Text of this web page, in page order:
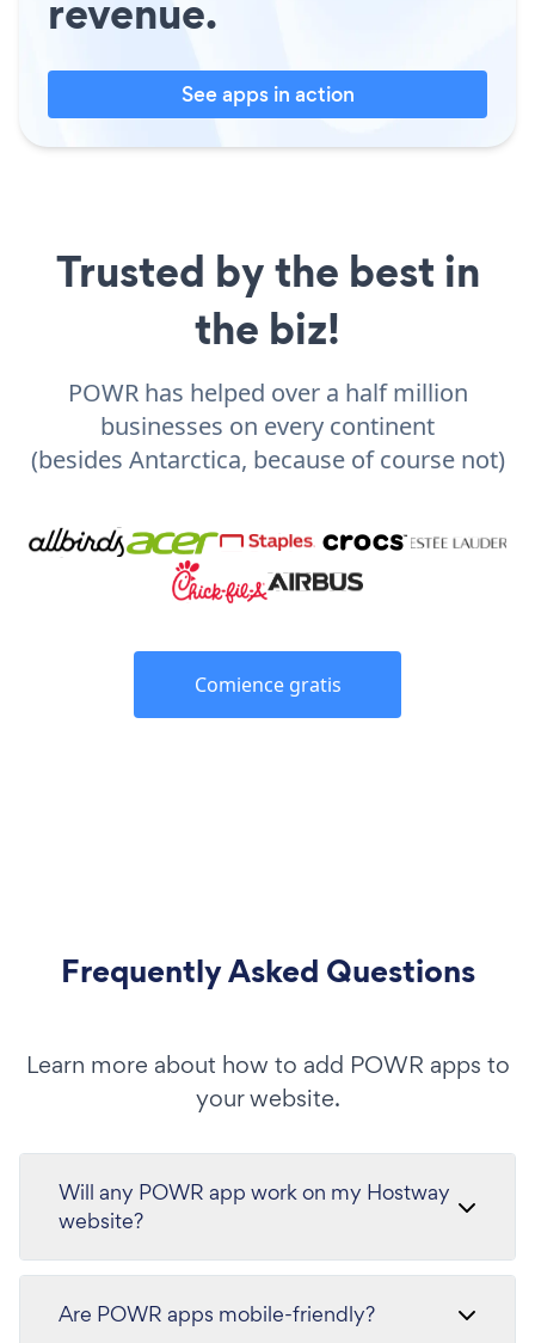
revenue.
See apps in action
Trusted by the best in
the biz!
POWR has helped over a half million
businesses on every continent
(besides Antarctica, because of course not)
Comience gratis
Frequently Asked Questions
Learn more about how to add POWR apps to
your website.
Will any POWR app work on my Hostway
website?
Are POWR apps mobile-friendly?